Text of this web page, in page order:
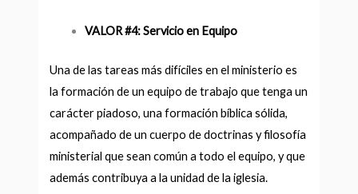
VALOR #4: Servicio en Equipo
Una de las tareas más difíciles en el ministerio es
la formación de un equipo de trabajo que tenga un
carácter piadoso, una formación bíblica sólida,
acompañado de un cuerpo de doctrinas y filosofía
ministerial que sean común a todo el equipo, y que
además contribuya a la unidad de la iglesia.